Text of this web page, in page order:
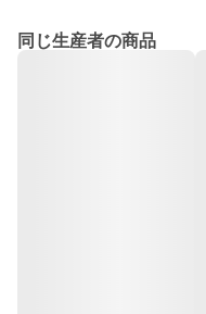
同じ生産者の商品